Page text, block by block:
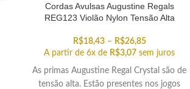
Cordas Avulsas Augustine Regals
REG123 Violão Nylon Tensão Alta
R$18,43 – R$26,85
A partir de 6x de R$3,07 sem juros
As primas Augustine Regal Crystal são de
tensão alta. Estão presentes nos jogos